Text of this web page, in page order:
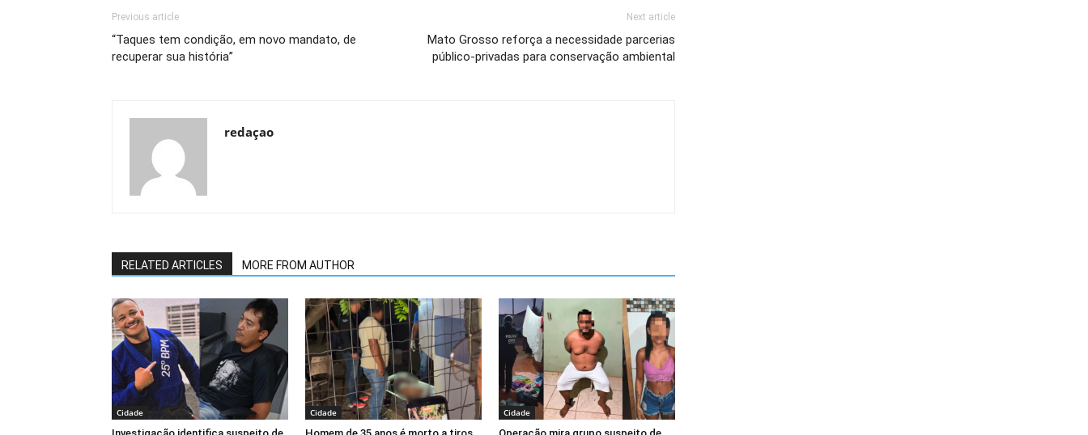
Previous article
“Taques tem condição, em novo mandato, de
recuperar sua história”
Next article
Mato Grosso reforça a necessidade parcerias
público-privadas para conservação ambiental
redaçao
RELATED ARTICLES MORE FROM AUTHOR
Cidade Cidade Cidade